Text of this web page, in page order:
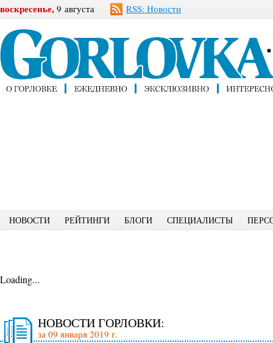
воскресенье, 9 августа RSS: Новости
НОВОСТИ РЕЙТИНГИ БЛОГИ СПЕЦИАЛИСТЫ
Loading...
НОВОСТИ ГОРЛОВКИ:
за 09 января 2019 г.